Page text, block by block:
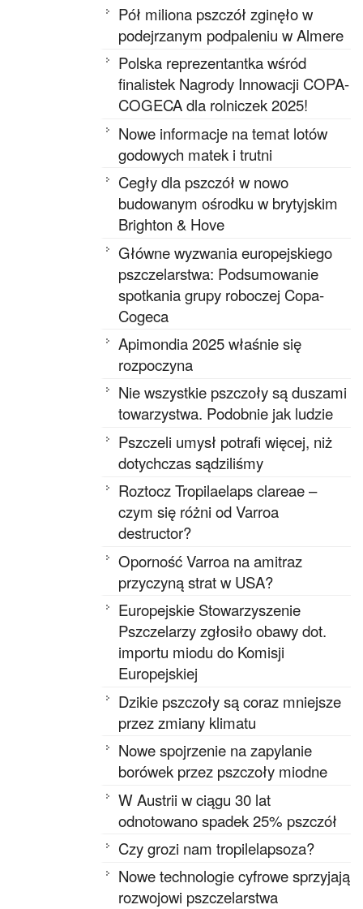
Pół miliona pszczół zginęło w
podejrzanym podpaleniu w Almere
Polska reprezentantka wśród
finalistek Nagrody Innowacji COPA-
COGECA dla rolniczek 2025!
Nowe informacje na temat lotów
godowych matek i trutni
Cegły dla pszczół w nowo
budowanym ośrodku w brytyjskim
Brighton & Hove
Główne wyzwania europejskiego
pszczelarstwa: Podsumowanie
spotkania grupy roboczej Copa-
Cogeca
Apimondia 2025 właśnie się
rozpoczyna
Nie wszystkie pszczoły są duszami
towarzystwa. Podobnie jak ludzie
Pszczeli umysł potrafi więcej, niż
dotychczas sądziliśmy
Roztocz Tropilaelaps clareae –
czym się różni od Varroa
destructor?
Oporność Varroa na amitraz
przyczyną strat w USA?
Europejskie Stowarzyszenie
Pszczelarzy zgłosiło obawy dot.
importu miodu do Komisji
Europejskiej
Dzikie pszczoły są coraz mniejsze
przez zmiany klimatu
Nowe spojrzenie na zapylanie
borówek przez pszczoły miodne
W Austrii w ciągu 30 lat
odnotowano spadek 25% pszczół
Czy grozi nam tropilelapsoza?
Nowe technologie cyfrowe sprzyjają
rozwojowi pszczelarstwa